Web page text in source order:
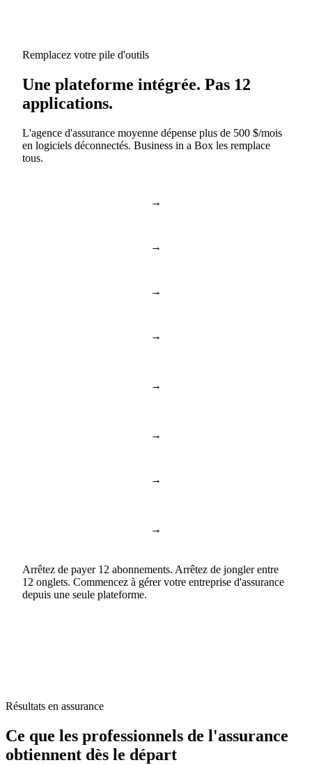
Remplacez votre pile d'outils
Une plateforme intégrée. Pas 12
applications.
L'agence d'assurance moyenne dépense plus de 500 $/mois
en logiciels déconnectés. Business in a Box les remplace
tous.
→
→
→
→
→
→
→
→
Arrêtez de payer 12 abonnements. Arrêtez de jongler entre
12 onglets. Commencez à gérer votre entreprise d'assurance
depuis une seule plateforme.
Résultats en assurance
Ce que les professionnels de l'assurance
obtiennent dès le départ